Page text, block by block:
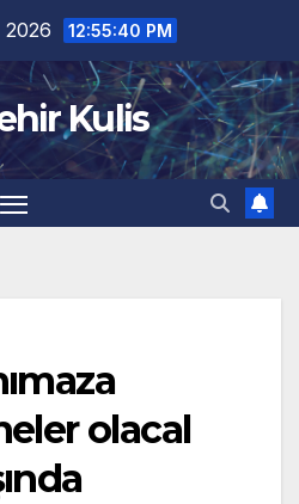
2026 12:55:41 PM
Kulis
olacal